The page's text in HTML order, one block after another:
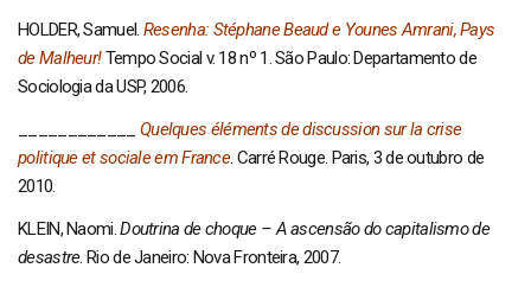
HOLDER, Samuel. Resenha: Stéphane Beaud e Younes Amrani, Pays
de Malheur!Tempo Social v. 18 nº 1. São Paulo: Departamento de
Sociologia da USP, 2006.
Quelques éléments de discussion sur la crise
politique et sociale em France. Carré Rouge. Paris, 3 de outubro de
2010.
KLEIN, Naomi.Doutrina de choque – A ascensão do capitalismo de
desastre. Rio de Janeiro: Nova Fronteira, 2007.